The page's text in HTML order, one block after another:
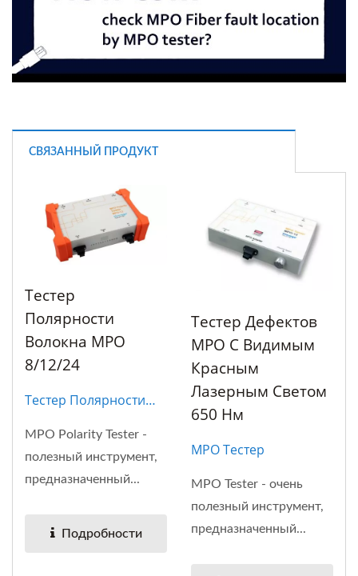
СВЯЗАННЫЙ ПРОДУКТ
Тестер
Полярности
Волокна MPO
8/12/24
Тестер Полярности
MPO Polarity Tester -
полезный инструмент,
предназначенный...
Подробности
Тестер Дефектов
MPO С Видимым
Красным
Лазерным Светом
650 Нм
MPO Тестер
MPO Tester - очень
полезный инструмент,
предназначенный...